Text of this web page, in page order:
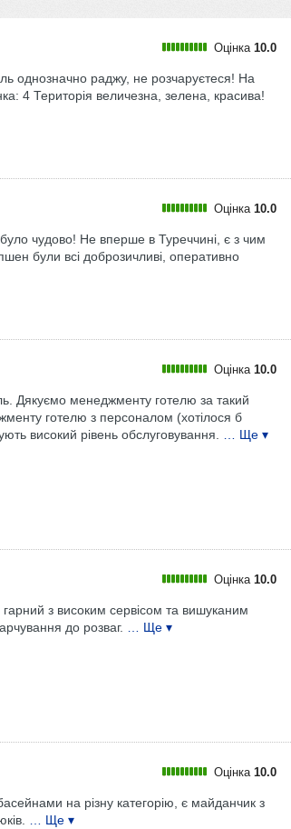
Оцінка 10.0
однозначно раджу, не розчаруєтеся! На
4 Територія величезна, зелена, красива!
Оцінка 10.0
чудово! Не вперше в Туреччині, є з чим
були всі доброзичливі, оперативно
Оцінка 10.0
Дякуємо менеджменту готелю за такий
готелю з персоналом (хотілося б
високий рівень обслуговування.
… Ще ▾
Оцінка 10.0
гарний з високим сервісом та вишуканим
до розваг.
… Ще ▾
Оцінка 10.0
на різну категорію, є майданчик з
… Ще ▾